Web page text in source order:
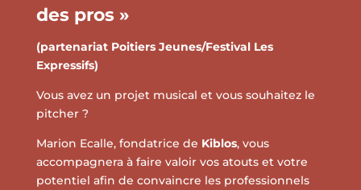
des pros »
(partenariat Poitiers Jeunes/Festival Les
Expressifs)
Vous avez un projet musical et vous souhaitez le
pitcher ?
Marion Ecalle, fondatrice de Kiblos, vous
accompagnera à faire valoir vos atouts et votre
potentiel afin de convaincre les professionnels